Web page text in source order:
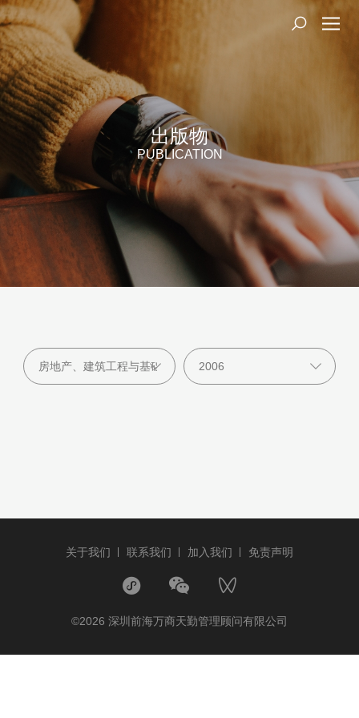
出版物
PUBLICATION
关于我们 联系我们 加入我们 免责声明
©2026 深圳前海万商天勤管理顾问有限公司